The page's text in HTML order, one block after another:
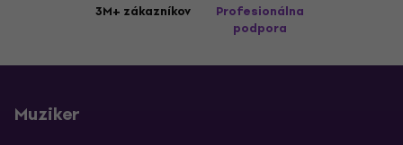
3M+ zákazníkov
Profesionálna
podpora
Muziker